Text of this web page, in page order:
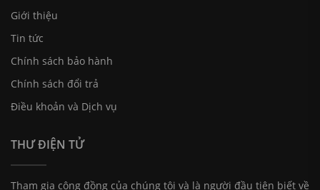
Giới thiệu
Tin tức
Chính sách bảo hành
Chính sách đổi trả
Điều khoản và Dịch vụ
THƯ ĐIỆN TỬ
Tham gia cộng đồng của chúng tôi và là người đầu tiên biết về